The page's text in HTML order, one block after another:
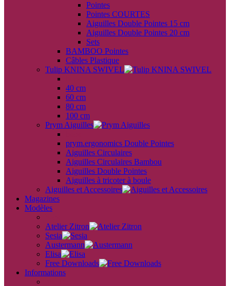
Pointes
Pointes COURTES
Aiguilles Double Pointes 15 cm
Aiguilles Double Pointes 20 cm
Sets
BAMBOO Pointes
Câbles Plastique
Tulip KNINA SWIVEL
40 cm
60 cm
80 cm
100 cm
Prym Aiguilles
prym.ergonomics Double Pointes
Aiguilles Circulaires
Aiguilles Circulaires Bambou
Aiguilles Double Pointes
Aiguilles à tricoter à boule
Aiguilles et Accessoires
Magazines
Modèles
Atelier Zitron
Sesia
Austermann
Elisa
Free Downloads
Informations